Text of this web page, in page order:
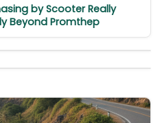
by Scooter Really
Beyond Promthep